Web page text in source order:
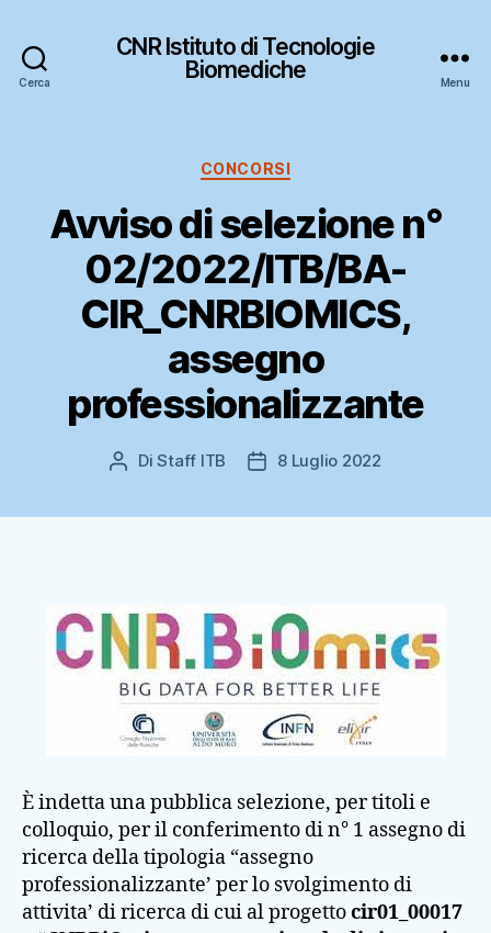
Cerca
CNR Istituto di Tecnologie
Biomediche
Menu
Categorie
CONCORSI
Avviso di selezione n°
02/2022/ITB/BA-
CIR_CNRBIOMICS,
assegno
professionalizzante
Autore
DiStaff ITB
Data8 Luglio 2022
È indetta una pubblica selezione, per titoli e
colloquio, per il conferimento di n° 1 assegno di
ricerca della tipologia “assegno
professionalizzante’ per lo svolgimento di
attivita’ di ricerca di cui al progettocir01_00017